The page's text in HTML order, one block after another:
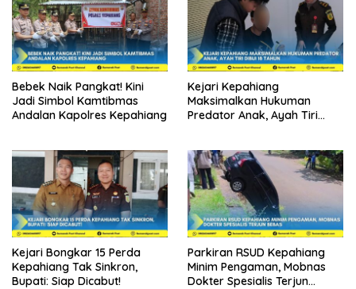
Bebek Naik Pangkat! Kini
Jadi Simbol Kamtibmas
Andalan Kapolres Kepahiang
Kejari Kepahiang
Maksimalkan Hukuman
Predator Anak, Ayah Tiri
Kejari Bongkar 15 Perda
Kepahiang Tak Sinkron,
Bupati: Siap Dicabut!
Parkiran RSUD Kepahiang
Minim Pengaman, Mobnas
Dokter Spesialis Terjun